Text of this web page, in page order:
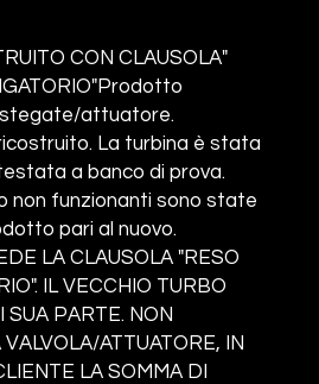
CON CLAUSOLA"
attuatore.
La turbina è stata
a banco di prova.
non funzionanti sono state
pari al nuovo.
LA CLAUSOLA "RESO
IL VECCHIO TURBO
SUA PARTE. NON
ATTUATORE, IN
LA SOMMA DI